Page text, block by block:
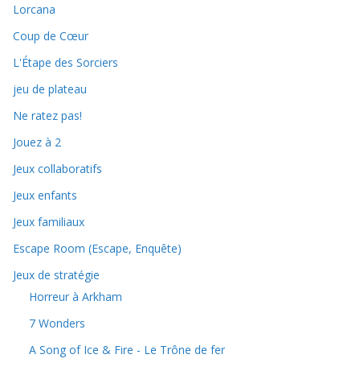
Lorcana
Coup de Cœur
L'Étape des Sorciers
jeu de plateau
Ne ratez pas!
Jouez à 2
Jeux collaboratifs
Jeux enfants
Jeux familiaux
Escape Room (Escape, Enquête)
Jeux de stratégie
Horreur à Arkham
7 Wonders
A Song of Ice & Fire - Le Trône de fer